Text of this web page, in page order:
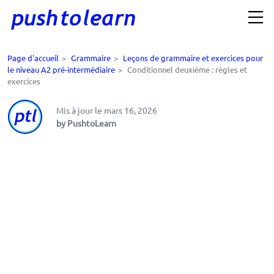
Page d'accueil > Grammaire > Leçons de grammaire et exercices pour
le niveau A2 pré-intermédiaire > Conditionnel deuxième : règles et
exercices
Mis à jour le mars 16, 2026
by PushtoLearn